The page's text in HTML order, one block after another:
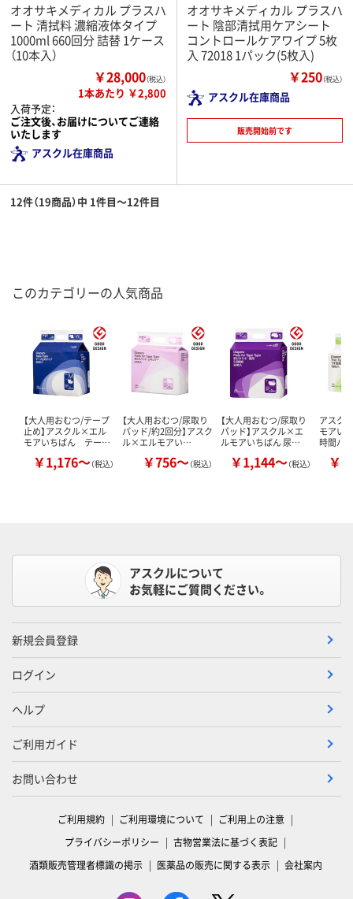
オオサキメディカル プラスハ
ート 清拭料 濃縮液体タイプ
1000ml 660回分 詰替 1ケース
（10本入）
￥28,000（税込）
1本あたり ￥2,800
入荷予定：
ご注文後、お届けについてご連絡
いたします
アスクル在庫商品
オオサキメディカル プラスハ
ート 陰部清拭用ケアシート
コントロールケアワイプ 5枚
入 72018 1パック(5枚入)
￥250（税込）
アスクル在庫商品
販売開始前です
12件（19商品）中 1件目～12件目
このカテゴリーの人気商品
【大人用おむつ/テープ
止め】アスクル×エル
モアいちばん テー…
￥1,176～（税込）
【大人用おむつ/尿取り
パッド/約2回分】アスク
ル×エルモアい…
￥756～（税込）
【大人用おむつ/尿取り
パッド】アスクル×エ
ルモアいちばん 尿…
￥1,144～（税込）
アスク
モアい
時間パ
￥
アスクルについて
お気軽にご質問ください。
新規会員登録
ログイン
ヘルプ
ご利用ガイド
お問い合わせ
ご利用規約 ご利用環境について
ご利用上の注意
プライバシーポリシー
古物営業法に基づく表記
酒類販売管理者標識の掲示
医薬品の販売に関する表示 会社案内